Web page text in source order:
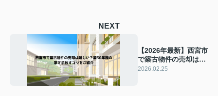
NEXT
【2026年最新】西宮市
で築古物件の売却は難
しい？築30年超の家を
2026.02.25